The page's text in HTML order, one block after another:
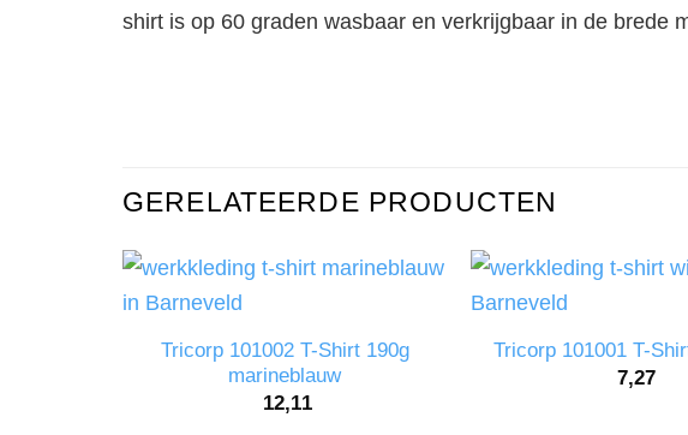
shirt is op 60 graden wasbaar en verkrijgbaar in de brede
GERELATEERDE PRODUCTEN
Tricorp 101002 T-Shirt 190g
marineblauw
12,11
Tricorp 101001 T-
7,27